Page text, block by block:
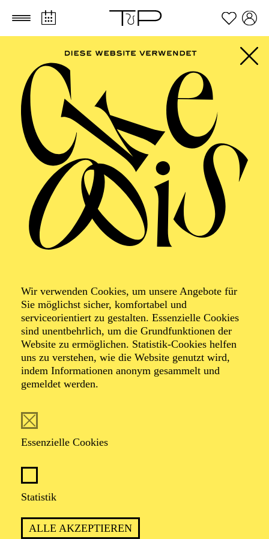
Zum Hauptinhalt springen Zum Footer springen
Wir verwenden Cookies, um unsere Angebote für
Sie möglichst sicher, komfortabel und
serviceorientiert zu gestalten. Essenzielle Cookies
sind unentbehrlich, um die Grundfunktionen der
Website zu ermöglichen. Statistik-Cookies helfen
uns zu verstehen, wie die Website genutzt wird,
indem Informationen anonym gesammelt und
gemeldet werden.
Essenzielle Cookies
Statistik
ALLE AKZEPTIEREN
Elena Wachendorf
Elena Wachendorf studierte Musikwissenschaft mit
Gesang als künstlerischem Zusatzfach an der
Detmold. Sie war bereits als Regieassistentin und
Abendspielleitung im Musiktheater an verschiedenen